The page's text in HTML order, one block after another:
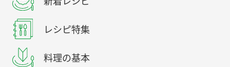
レシピ特集
料理の基本